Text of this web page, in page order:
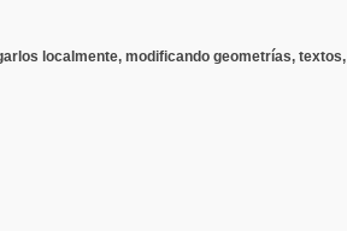
localmente, modificando geometrías, textos,